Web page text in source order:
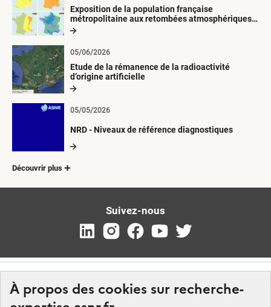
À propos des cookies sur recherche-
Exposition de la population française
métropolitaine aux retombées atmosphériques
radioactives depuis 1945
Etude de la rémanence de la radioactivité
d’origine artificielle
05/06/2026
NRD - Niveaux de référence diagnostiques
05/05/2026
Découvrir plus
Suivez-nous